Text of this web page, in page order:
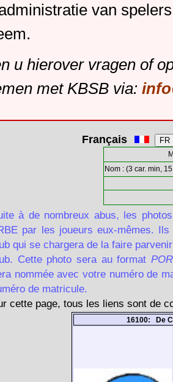
van
u hierover vragen of
met KBSB via:
Français
Nom : (3 car. min,
à de nombreux abus, les
par les joueurs eux-mêmes.
qui se chargera de la faire
Cette photo sera au format
nommée avec votre numéro de
de matricule.
cette page, tous les liens sont de
16100: De